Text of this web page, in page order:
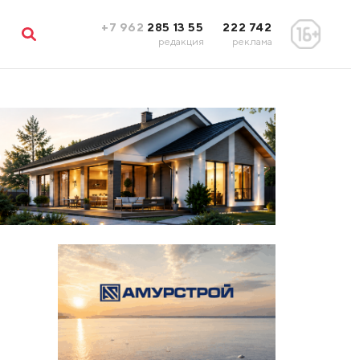
+7 962 285 13 55
редакция
222 742
реклама